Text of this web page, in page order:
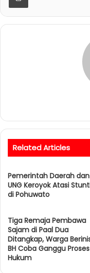
Related Articles
Pemerintah Daerah dan
UNG Keroyok Atasi
di Pohuwato
Tiga Remaja Pembawa
Sajam di Paal Dua
Ditangkap, Warga
BH Coba Ganggu Proses
Hukum